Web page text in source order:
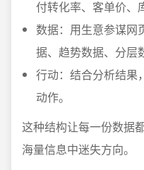
付转化率、客单价、
数据：用生意参谋网
据、趋势数据、分层
行动：结合分析结果
动作。
这种结构让每一份数据
海量信息中迷失方向。